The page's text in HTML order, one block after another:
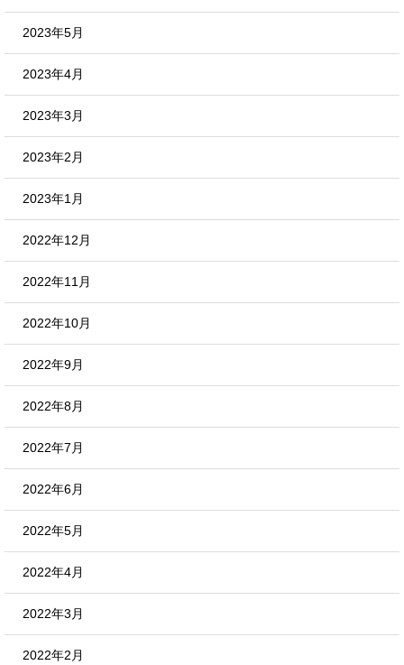
2023年5月
2023年4月
2023年3月
2023年2月
2023年1月
2022年12月
2022年11月
2022年10月
2022年9月
2022年8月
2022年7月
2022年6月
2022年5月
2022年4月
2022年3月
2022年2月